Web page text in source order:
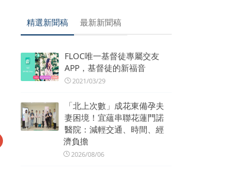
精選新聞稿 最新新聞稿
FLOC唯一基督徒專屬交友
APP，基督徒的新福音
2021/03/29
「北上次數」成花東備孕夫
妻困境！宜蘊串聯花蓮門諾
醫院：減輕交通、時間、經
濟負擔
2026/08/06